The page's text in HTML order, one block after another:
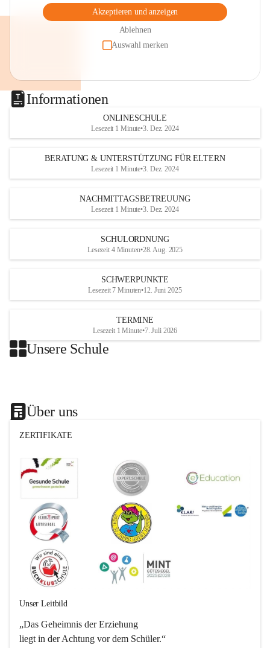
Akzeptieren und anzeigen
Ablehnen
Auswahl merken
Informationen
ONLINESCHULE
Lesezeit 1 Minute•3. Dez. 2024
BERATUNG & UNTERSTÜTZUNG FÜR ELTERN
Lesezeit 1 Minute•3. Dez. 2024
NACHMITTAGSBETREUUNG
Lesezeit 1 Minute•3. Dez. 2024
SCHULORDNUNG
Lesezeit 4 Minuten•28. Aug. 2025
SCHWERPUNKTE
Lesezeit 7 Minuten•12. Juni 2025
TERMINE
Lesezeit 1 Minute•7. Juli 2026
Unsere Schule
Über uns
ZERTIFIKATE
Unser Leitbild
„Das Geheimnis der Erziehung
liegt in der Achtung vor dem Schüler.“